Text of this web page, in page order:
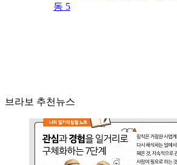
동 5
브라보 추천뉴스